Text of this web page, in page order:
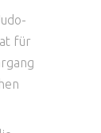
für